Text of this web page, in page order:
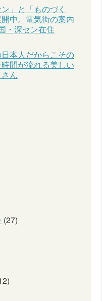
」と「ものづく
中。電気街の案内
・深セン在住
本人だからこその
間が流れる美しい
ん
(27)